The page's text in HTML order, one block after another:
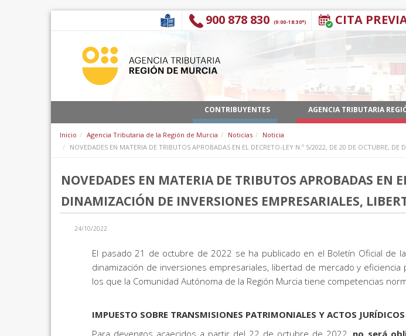
CITA
900 878 830 (9:00-18:30*)
CONTRIBUYENTES AGENCIA TRIBUTARIA
Inicio Agencia Tributaria de la Región de Murcia Noticias
Noticia
NOVEDADES EN MATERIA DE TRIBUTOS APROBADAS EN EL DECRETO-LEY N.º 5/2022, DE 20 DE OCTUBRE,
NOVEDADES EN MATERIA DE TRIBUTOS APROBADAS EN
DINAMIZACIÓN DE INVERSIONES EMPRESARIALES,
24/10/2022
El pasado 21 de octubre de 2022 se ha publicado en el Boletín Oficial de
dinamización de inversiones empresariales, libertad de mercado y
los que la Comunidad Autónoma de la Región Murcia tiene competencias
IMPUESTO SOBRE TRANSMISIONES PATRIMONIALES Y ACTOS